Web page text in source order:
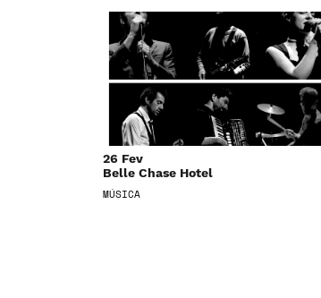
26 Fev
Belle Chase Hotel
MÚSICA